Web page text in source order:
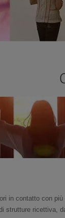
in contatto con più
strutture ricettiva,